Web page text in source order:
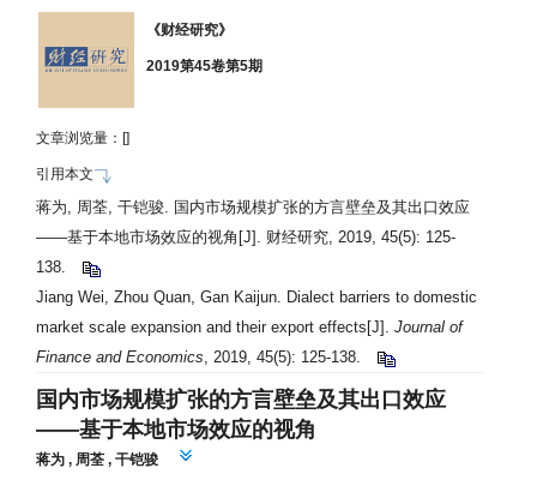
《财经研究》
2019第45卷第5期
文章浏览量：[]
引用本文
蒋为, 周荃, 干铠骏. 国内市场规模扩张的方言壁垒及其出口效应
——基于本地市场效应的视角 [J]. 财经研究, 2019, 45(5): 125-
138.
Jiang Wei, Zhou Quan, Gan Kaijun. Dialect barriers to domestic
market scale expansion and their export effects[J].Journal of
Finance and Economics, 2019, 45(5): 125-138.
国内市场规模扩张的方言壁垒及其出口效应
——基于本地市场效应的视角
蒋为 , 周荃 ,干铠骏